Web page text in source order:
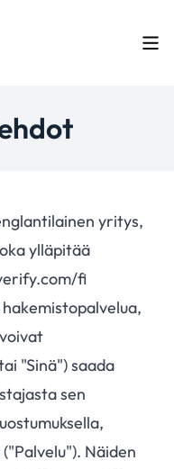
yritys,
ylläpitää
fi
"Sinä") saada
sen
Näiden